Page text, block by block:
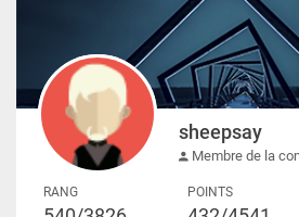
sheepsay
Membre de la
RANG POINTS